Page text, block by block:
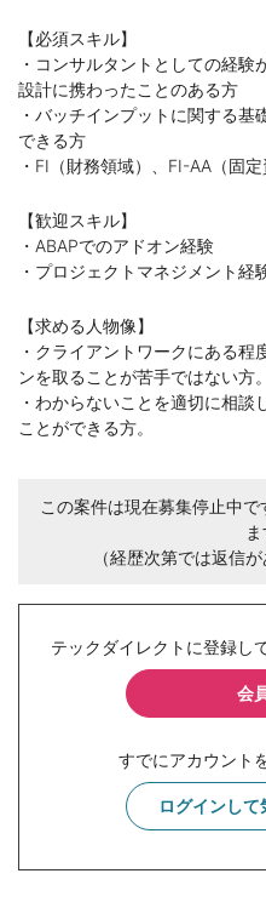
【必須スキル】
・コンサルタントとしての経
設計に携わったことのある方
・バッチインプットに関する
できる方
・FI（財務領域）、FI-AA（固
【歓迎スキル】
・ABAPでのアドオン経験
・プロジェクトマネジメント経
【求める人物像】
・クライアントワークにある程
ンを取ることが苦手ではない方。
・わからないことを適切に相
ことができる方。
この案件は現在募集停止中
ま
（経歴次第では返信
テックダイレクトに登録し
会
すでにアカウント
ログインし